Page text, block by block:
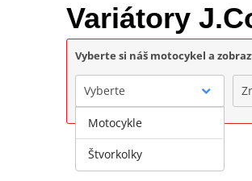
Variátory
Vyberte si náš motocykel a
Vyberte
Motocykle
Štvorkolky